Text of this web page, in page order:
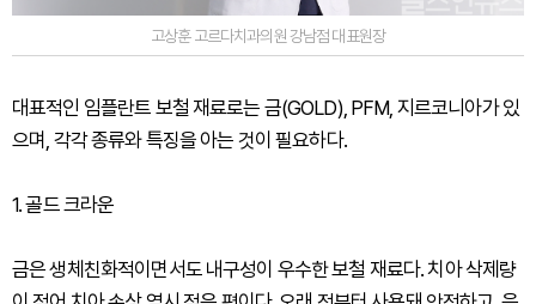
고상훈 고르다치과의원 강남점 대표원장
대표적인 임플란트 보철 재료로는 금(GOLD), PFM, 지르코니아가 있
으며, 각각 종류와 특징을 아는 것이 필요하다.
1. 골드 크라운
금은 생체친화적이면서도 내구성이 우수한 보철 재료다. 치아 삭제량